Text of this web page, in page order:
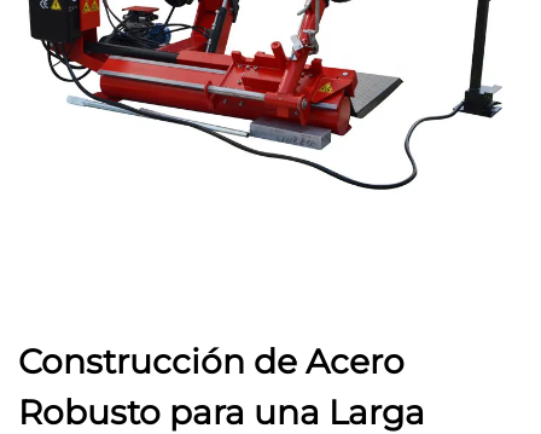
Construcción de Acero
Robusto para una Larga